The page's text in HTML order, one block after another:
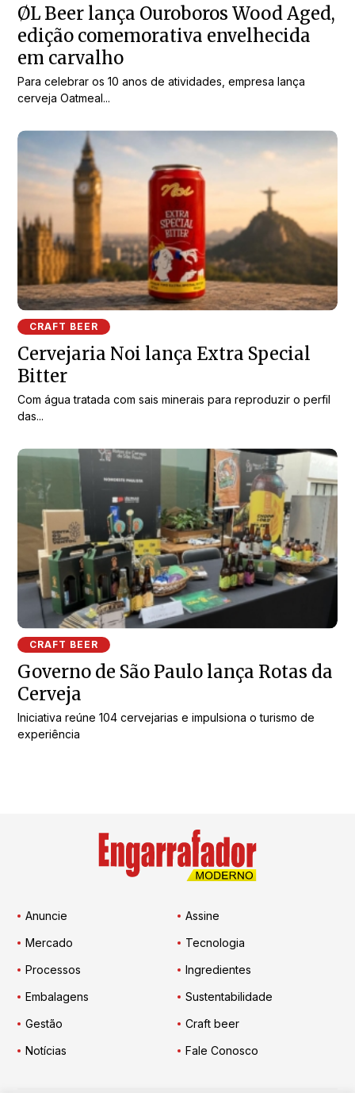
ØL Beer lança Ouroboros Wood Aged,
edição comemorativa envelhecida
em carvalho
Para celebrar os 10 anos de atividades, empresa lança
cerveja Oatmeal...
CRAFT BEER
Cervejaria Noi lança Extra Special
Bitter
Com água tratada com sais minerais para reproduzir o perfil
das...
CRAFT BEER
Governo de São Paulo lança Rotas da
Cerveja
Iniciativa reúne 104 cervejarias e impulsiona o turismo de
experiência
Anuncie
Assine
Mercado
Tecnologia
Processos
Ingredientes
Embalagens
Sustentabilidade
Gestão
Craft beer
Notícias
Fale Conosco